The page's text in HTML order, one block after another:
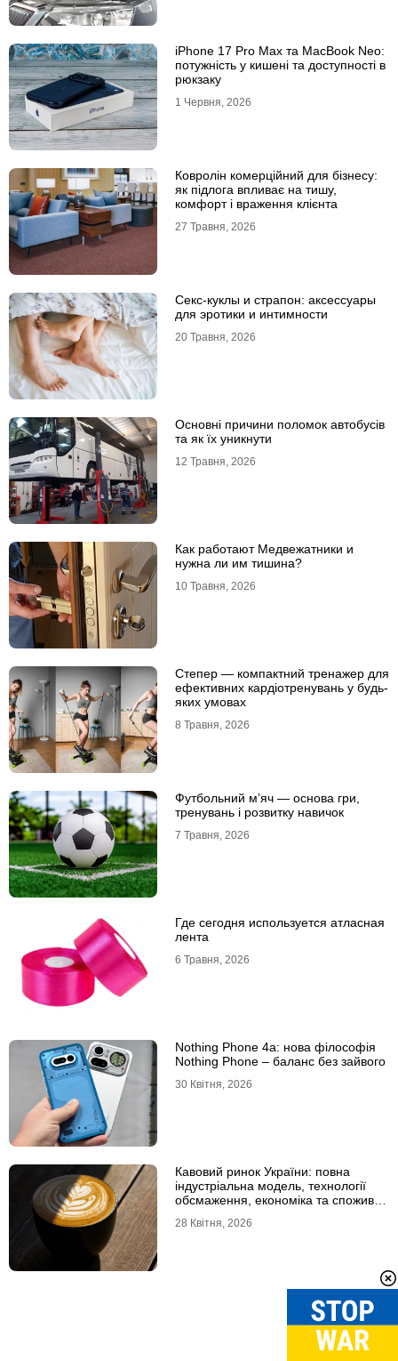
iPhone 17 Pro Max та MacBook Neo:
потужність у кишені та доступності в
рюкзаку
1 Червня, 2026
Ковролін комерційний для бізнесу:
як підлога впливає на тишу,
комфорт і враження клієнта
27 Травня, 2026
Секс-куклы и страпон: аксессуары
для эротики и интимности
20 Травня, 2026
Основні причини поломок автобусів
та як їх уникнути
12 Травня, 2026
Как работают Медвежатники и
нужна ли им тишина?
10 Травня, 2026
Степер — компактний тренажер для
ефективних кардіотренувань у будь-
яких умовах
8 Травня, 2026
Футбольний м’яч — основа гри,
тренувань і розвитку навичок
7 Травня, 2026
Где сегодня используется атласная
лента
6 Травня, 2026
Nothing Phone 4a: нова філософія
Nothing Phone – баланс без зайвого
30 Квітня, 2026
Кавовий ринок України: повна
індустріальна модель, технології
обсмаження, економіка та споживчі
28 Квітня, 2026